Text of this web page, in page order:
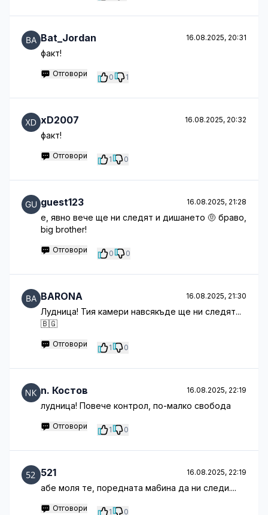
Bat_Jordan 16.08.2025, 20:31
факт!
Отговори 0 1
xD2007 16.08.2025, 20:32
факт!
Отговори 1 0
guest123 16.08.2025, 21:28
е, явно вече ще ни следят и дишането 🤨 браво,
big brother!
Отговори 0 0
BARONA 16.08.2025, 21:30
Лудница! Тия камери навсякъде ще ни следят...
🇧🇬
Отговори 1 0
n. Костов 16.08.2025, 22:19
лудница! Повече контрол, по-малко свобода
Отговори 1 0
521 16.08.2025, 22:19
абе моля те, поредната ма6ина да ни следи....
Отговори 1 0